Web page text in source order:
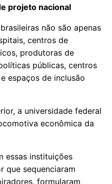
projeto nacional
não são apenas
centros de
produtoras de
públicas, centros
espaços de inclusão
a universidade federal
econômica da
essas instituições
que sequenciaram
formularam